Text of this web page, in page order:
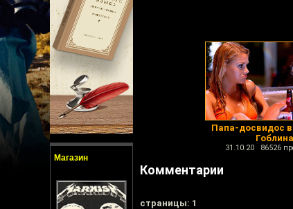
Магазин
Папа-досвидос в
Гоблина
31.10.20 86526
Комментарии
cтраницы: 1